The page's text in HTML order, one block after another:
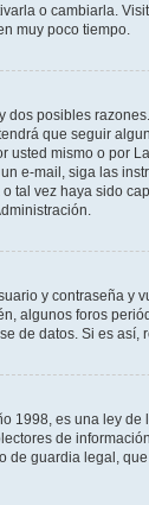
o cambiarla.
muy poco tiempo.
posibles
que seguir
mismo o por
e-mail, siga las
vez haya sido
y contraseña y
algunos foros
de datos. Si es así,
1998, es una ley
de
guardia legal,